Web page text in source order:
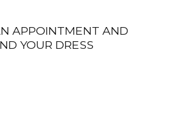
APPOINTMENT AND
YOUR DRESS